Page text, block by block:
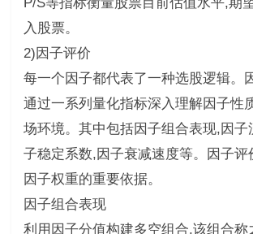
入股票。
2)因子评价
每一个因子都代表了一种选股逻辑。
通过一系列量化指标深入理解因子性
场环境。其中包括因子组合表现,因子
子稳定系数,因子衰减速度等。因子评
因子权重的重要依据。
因子组合表现
利用因子分值构建多空组合,该组合称